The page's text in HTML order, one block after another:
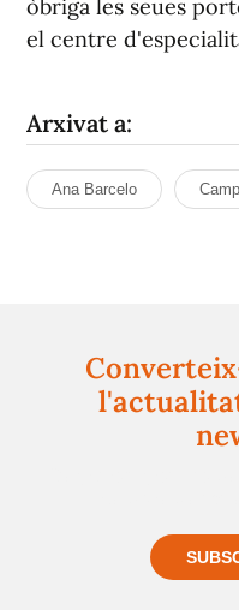
òbriga les seues
el centre
Arxivat a:
Ana Barcelo